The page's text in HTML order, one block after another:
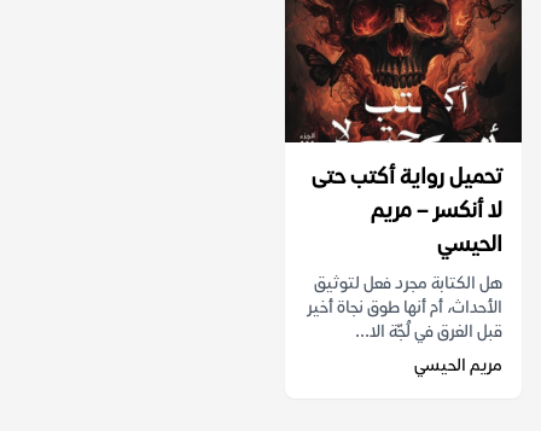
تحميل رواية أكتب حتى
لا أنكسر – مريم
الحيسي
هل الكتابة مجرد فعل لتوثيق
الأحداث، أم أنها طوق نجاة أخير
قبل الغرق في لُجّة الا...
مريم الحيسي